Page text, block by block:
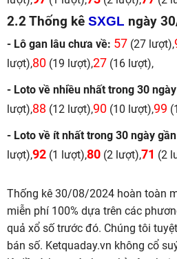
2.2 Thống kê SXGL ngày
- Lô gan lâu chưa về: 57 (27 lượt),
lượt),80 (19 lượt),27 (16 lượt),
- Loto về nhiều nhất trong 30
lượt),88 (12 lượt),90 (10 lượt),99
- Loto về ít nhất trong 30 ngày
lượt),92 (1 lượt),80 (2 lượt),71 (2
Thống kê 30/08/2024 hoàn toàn
miễn phí 100% dựa trên các
quả xổ số trước đó. Chúng tôi
bán số. Ketquaday.vn không cổ